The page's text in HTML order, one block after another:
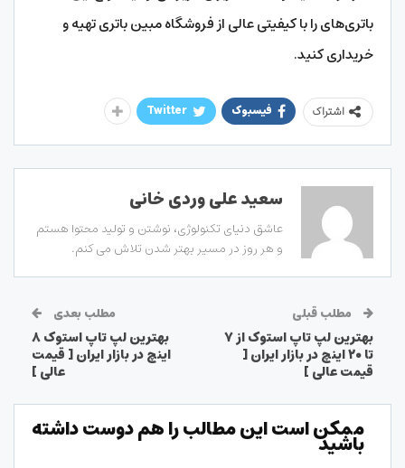
باتری‌های را با کیفیتی عالی از فروشگاه مبین باتری تهیه و
خریداری کنید.
اشتراک فیسبوک Twitter
سعید علی وردی خانی
عاشق دنیای تکنولوژی، نوشتن و تولید محتوا هستم
و هر روز در مسیر بهتر شدن تلاش می کنم.
مطلب قبلی
بهترین لپ تاپ استوک از ۷
تا ۲۰ اینچ در بازار ایران [
قیمت عالی ]
مطلب بعدی
بهترین لپ تاپ استوک ۸
اینچ در بازار ایران [ قیمت
عالی ]
ممکن است این مطالب را هم دوست داشته
باشید